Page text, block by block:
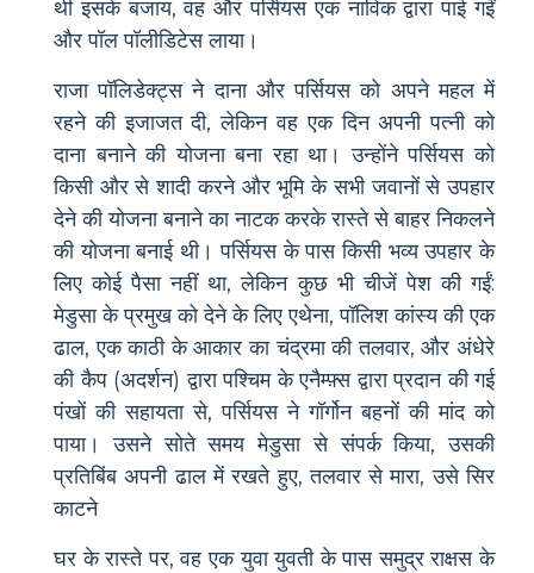
थी इसके बजाय, वह और पर्सियस एक नाविक द्वारा पाई गईं
और पॉल पॉलीडिटेस लाया।
राजा पॉलिडेक्ट्स ने दाना और पर्सियस को अपने महल में
रहने की इजाजत दी, लेकिन वह एक दिन अपनी पत्नी को
दाना बनाने की योजना बना रहा था। उन्होंने पर्सियस को
किसी और से शादी करने और भूमि के सभी जवानों से उपहार
देने की योजना बनाने का नाटक करके रास्ते से बाहर निकलने
की योजना बनाई थी। पर्सियस के पास किसी भव्य उपहार के
लिए कोई पैसा नहीं था, लेकिन कुछ भी चीजें पेश की गईं:
मेडुसा के प्रमुख को देने के लिए एथेना, पॉलिश कांस्य की एक
ढाल, एक काठी के आकार का चंद्रमा की तलवार, और अंधेरे
की कैप (अदर्शन) द्वारा पश्चिम के एनैम्फ़्स द्वारा प्रदान की गई
पंखों की सहायता से, पर्सियस ने गॉर्गोन बहनों की मांद को
पाया। उसने सोते समय मेडुसा से संपर्क किया, उसकी
प्रतिबिंब अपनी ढाल में रखते हुए, तलवार से मारा, उसे सिर
काटने
घर के रास्ते पर, वह एक युवा युवती के पास समुद्र राक्षस के